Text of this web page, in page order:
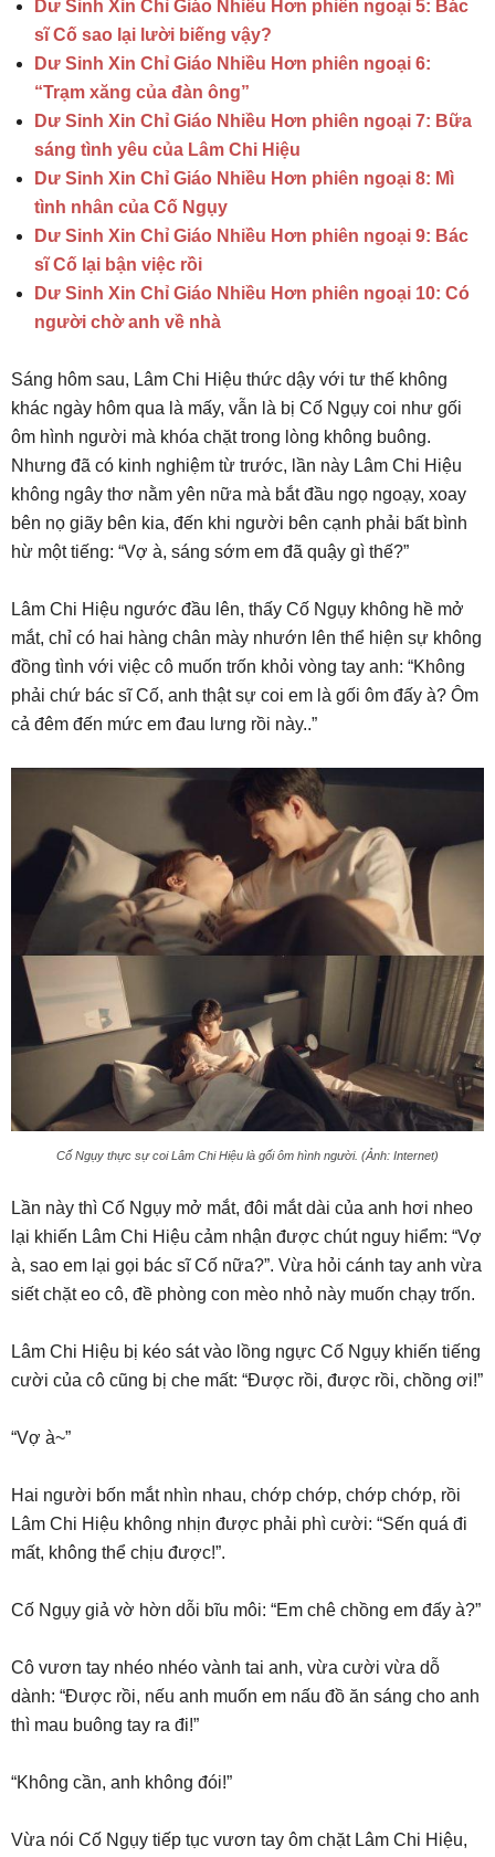
Dư Sinh Xin Chỉ Giáo Nhiều Hơn phiên ngoại 5: Bác
sĩ Cố sao lại lười biếng vậy?
Dư Sinh Xin Chỉ Giáo Nhiều Hơn phiên ngoại 6:
“Trạm xăng của đàn ông”
Dư Sinh Xin Chỉ Giáo Nhiều Hơn phiên ngoại 7: Bữa
sáng tình yêu của Lâm Chi Hiệu
Dư Sinh Xin Chỉ Giáo Nhiều Hơn phiên ngoại 8: Mì
tình nhân của Cố Ngụy
Dư Sinh Xin Chỉ Giáo Nhiều Hơn phiên ngoại 9: Bác
sĩ Cố lại bận việc rồi
Dư Sinh Xin Chỉ Giáo Nhiều Hơn phiên ngoại 10: Có
người chờ anh về nhà
Sáng hôm sau, Lâm Chi Hiệu thức dậy với tư thế không
khác ngày hôm qua là mấy, vẫn là bị Cố Ngụy coi như gối
ôm hình người mà khóa chặt trong lòng không buông.
Nhưng đã có kinh nghiệm từ trước, lần này Lâm Chi Hiệu
không ngây thơ nằm yên nữa mà bắt đầu ngọ ngoạy, xoay
bên nọ giãy bên kia, đến khi người bên cạnh phải bất bình
hừ một tiếng: “Vợ à, sáng sớm em đã quậy gì thế?”
Lâm Chi Hiệu ngước đầu lên, thấy Cố Ngụy không hề mở
mắt, chỉ có hai hàng chân mày nhướn lên thể hiện sự không
đồng tình với việc cô muốn trốn khỏi vòng tay anh: “Không
phải chứ bác sĩ Cố, anh thật sự coi em là gối ôm đấy à? Ôm
cả đêm đến mức em đau lưng rồi này..”
Cố Ngụy thực sự coi Lâm Chi Hiệu là gối ôm hình người. (Ảnh: Internet)
Lần này thì Cố Ngụy mở mắt, đôi mắt dài của anh hơi nheo
lại khiến Lâm Chi Hiệu cảm nhận được chút nguy hiểm: “Vợ
à, sao em lại gọi bác sĩ Cố nữa?”. Vừa hỏi cánh tay anh vừa
siết chặt eo cô, đề phòng con mèo nhỏ này muốn chạy trốn.
Lâm Chi Hiệu bị kéo sát vào lồng ngực Cố Ngụy khiến tiếng
cười của cô cũng bị che mất: “Được rồi, được rồi, chồng ơi!”
“Vợ à~”
Hai người bốn mắt nhìn nhau, chớp chớp, chớp chớp, rồi
Lâm Chi Hiệu không nhịn được phải phì cười: “Sến quá đi
mất, không thể chịu được!”.
Cố Ngụy giả vờ hờn dỗi bĩu môi: “Em chê chồng em đấy à?”
Cô vươn tay nhéo nhéo vành tai anh, vừa cười vừa dỗ
dành: “Được rồi, nếu anh muốn em nấu đồ ăn sáng cho anh
thì mau buông tay ra đi!”
“Không cần, anh không đói!”
Vừa nói Cố Ngụy tiếp tục vươn tay ôm chặt Lâm Chi Hiệu,